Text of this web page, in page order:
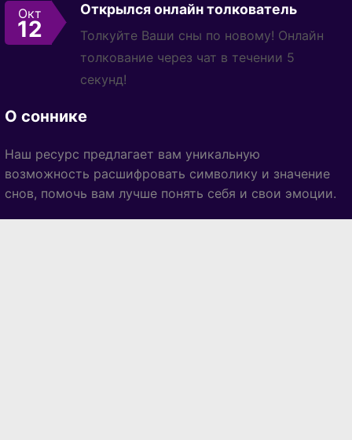
Окт
12
Открылся онлайн толкователь
Толкуйте Ваши сны по новому! Онлайн
толкование через чат в течении 5
секунд!
О соннике
Наш ресурс предлагает вам уникальную
возможность расшифровать символику и значение
снов, помочь вам лучше понять себя и свои эмоции.